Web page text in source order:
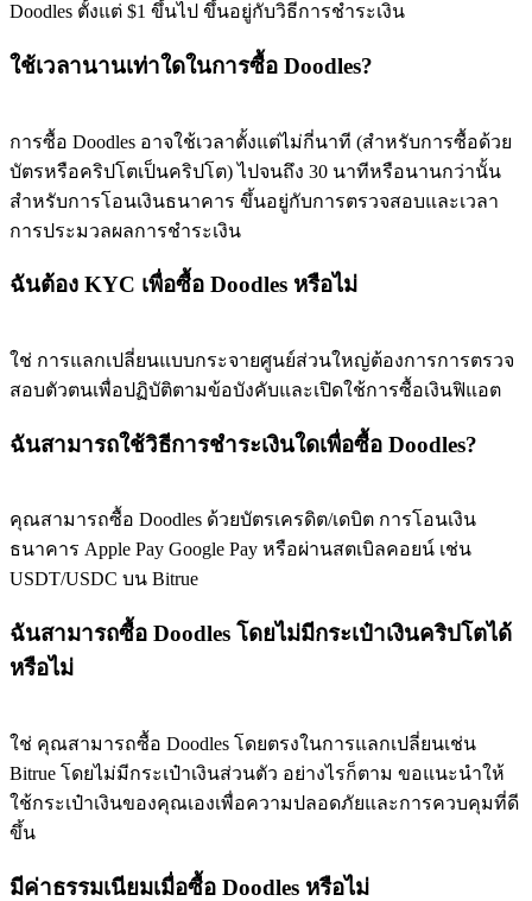
Doodles ตั้งแต่ $1 ขึ้นไป ขึ้นอยู่กับวิธีการชำระเงิน
ใช้เวลานานเท่าใดในการซื้อ Doodles?
การซื้อ Doodles อาจใช้เวลาตั้งแต่ไม่กี่นาที (สำหรับการซื้อด้วย
บัตรหรือคริปโตเป็นคริปโต) ไปจนถึง 30 นาทีหรือนานกว่านั้น
สำหรับการโอนเงินธนาคาร ขึ้นอยู่กับการตรวจสอบและเวลา
การประมวลผลการชำระเงิน
ฉันต้อง KYC เพื่อซื้อ Doodles หรือไม่
ใช่ การแลกเปลี่ยนแบบกระจายศูนย์ส่วนใหญ่ต้องการการตรวจ
สอบตัวตนเพื่อปฏิบัติตามข้อบังคับและเปิดใช้การซื้อเงินฟิแอต
ฉันสามารถใช้วิธีการชำระเงินใดเพื่อซื้อ Doodles?
คุณสามารถซื้อ Doodles ด้วยบัตรเครดิต/เดบิต การโอนเงิน
ธนาคาร Apple Pay Google Pay หรือผ่านสตเบิลคอยน์ เช่น
USDT/USDC บน Bitrue
ฉันสามารถซื้อ Doodles โดยไม่มีกระเป๋าเงินคริปโตได้
หรือไม่
ใช่ คุณสามารถซื้อ Doodles โดยตรงในการแลกเปลี่ยนเช่น
Bitrue โดยไม่มีกระเป๋าเงินส่วนตัว อย่างไรก็ตาม ขอแนะนำให้
ใช้กระเป๋าเงินของคุณเองเพื่อความปลอดภัยและการควบคุมที่ดี
ขึ้น
มีค่าธรรมเนียมเมื่อซื้อ Doodles หรือไม่